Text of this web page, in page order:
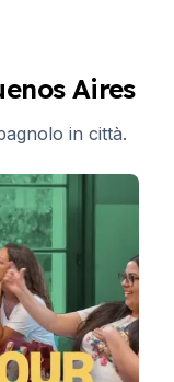
Aires
in città.